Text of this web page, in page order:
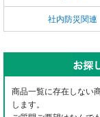
社内防災関連
商品一覧に存在しない
します。